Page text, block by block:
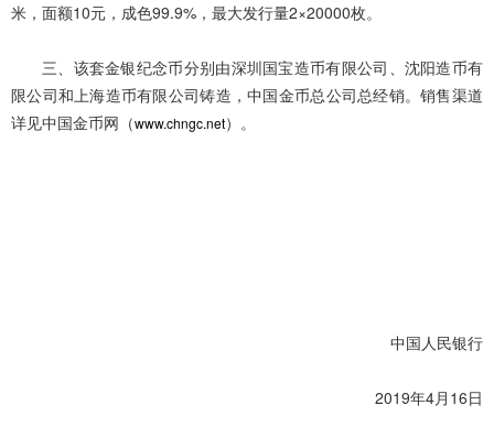
米，面额10元，成色99.9%，最大发行量2×20000枚。
三、该套金银纪念币分别由深圳国宝造币有限公司、沈阳造币有
限公司和上海造币有限公司铸造，中国金币总公司总经销。销售渠道
详见中国金币网（www.chngc.net）。
中国人民银行
2019年4月16日